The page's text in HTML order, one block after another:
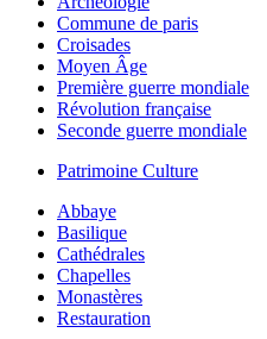
Commune de paris
Croisades
Moyen Âge
Première guerre mondiale
Révolution française
Seconde guerre mondiale
Patrimoine Culture
Abbaye
Basilique
Cathédrales
Chapelles
Monastères
Restauration